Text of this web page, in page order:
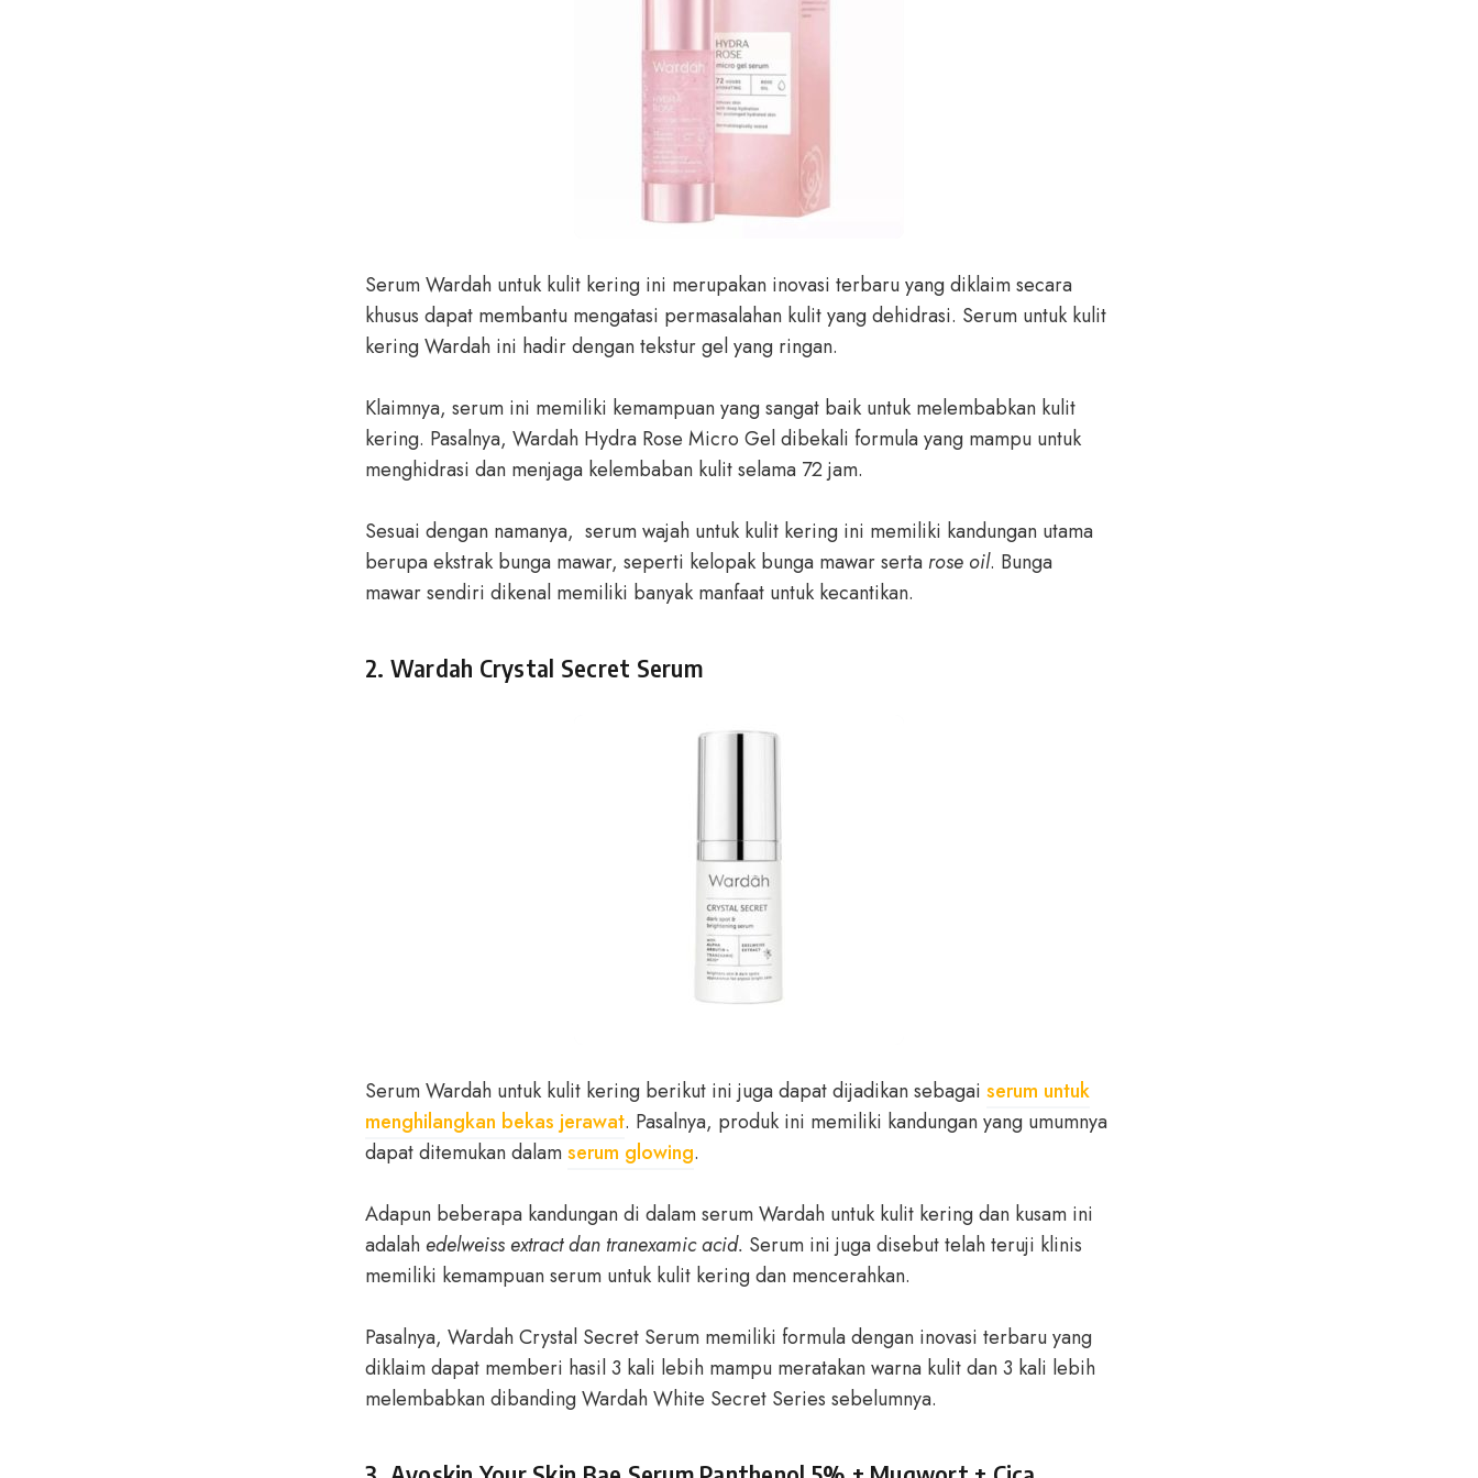
Serum Wardah untuk kulit kering ini merupakan inovasi terbaru yang diklaim secara
khusus dapat membantu mengatasi permasalahan kulit yang dehidrasi. Serum untuk kulit
kering Wardah ini hadir dengan tekstur gel yang ringan.
Klaimnya, serum ini memiliki kemampuan yang sangat baik untuk melembabkan kulit
kering. Pasalnya, Wardah Hydra Rose Micro Gel dibekali formula yang mampu untuk
menghidrasi dan menjaga kelembaban kulit selama 72 jam.
Sesuai dengan namanya, serum wajah untuk kulit kering ini memiliki kandungan utama
berupa ekstrak bunga mawar, seperti kelopak bunga mawar sertarose oil. Bunga
mawar sendiri dikenal memiliki banyak manfaat untuk kecantikan.
2. Wardah Crystal Secret Serum
Serum Wardah untuk kulit kering berikut ini juga dapat dijadikan sebagai serum untuk
menghilangkan bekas jerawat. Pasalnya, produk ini memiliki kandungan yang umumnya
dapat ditemukan dalamserum glowing.
Adapun beberapa kandungan di dalam serum Wardah untuk kulit kering dan kusam ini
adalahedelweiss extract dan tranexamic acid. Serum ini juga disebut telah teruji klinis
memiliki kemampuan serum untuk kulit kering dan mencerahkan.
Pasalnya, Wardah Crystal Secret Serum memiliki formula dengan inovasi terbaru yang
diklaim dapat memberi hasil 3 kali lebih mampu meratakan warna kulit dan 3 kali lebih
melembabkan dibanding Wardah White Secret Series sebelumnya.